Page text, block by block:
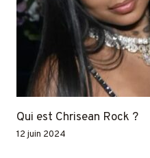
Qui est Chrisean Rock ?
12 juin 2024